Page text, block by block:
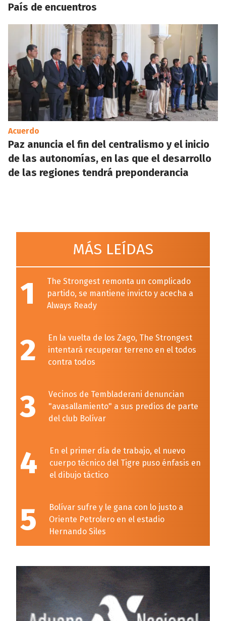
País de encuentros
Acuerdo
Paz anuncia el fin del centralismo y el inicio
de las autonomías, en las que el desarrollo
de las regiones tendrá preponderancia
MÁS LEÍDAS
1
The Strongest remonta un complicado
partido, se mantiene invicto y acecha a
Always Ready
2
En la vuelta de los Zago, The Strongest
intentará recuperar terreno en el todos
contra todos
3
Vecinos de Tembladerani denuncian
"avasallamiento" a sus predios de parte
del club Bolívar
4
En el primer día de trabajo, el nuevo
cuerpo técnico del Tigre puso énfasis en
el dibujo táctico
5
Bolívar sufre y le gana con lo justo a
Oriente Petrolero en el estadio
Hernando Siles